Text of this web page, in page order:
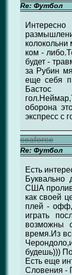
Re: Футбол
колокольни
ком -
будет -
за Рубин
еще себя
оборона
экспресс с
seaforce
Re: Футбол
Есть
Буквально
США
как своей
плей -
играть
возможны
время.Из
будешь)))
Есть еще
Словения -